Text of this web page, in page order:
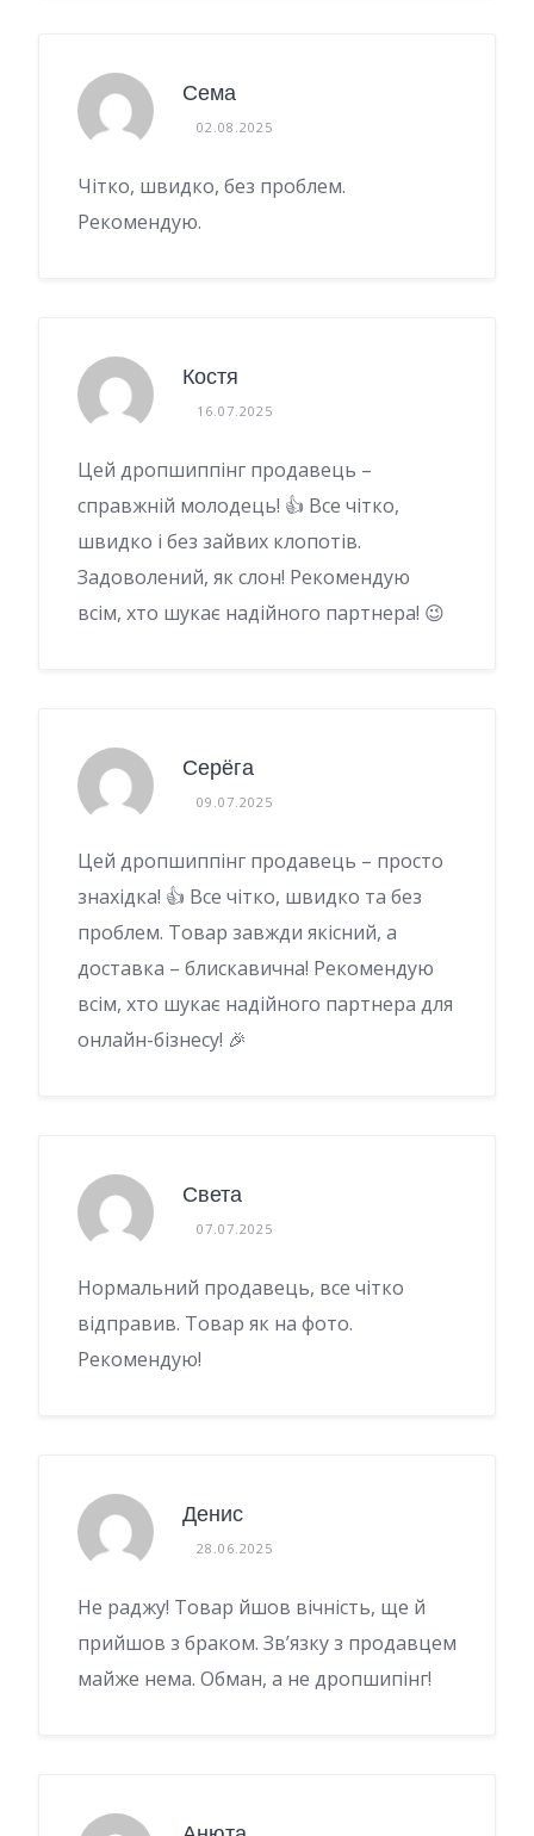
Сема
02.08.2025
Чітко, швидко, без проблем.
Рекомендую.
Костя
16.07.2025
Цей дропшиппінг продавець –
справжній молодець! 👍 Все чітко,
швидко і без зайвих клопотів.
Задоволений, як слон! Рекомендую
всім, хто шукає надійного партнера! 😉
Серёга
09.07.2025
Цей дропшиппінг продавець – просто
знахідка! 👍 Все чітко, швидко та без
проблем. Товар завжди якісний, а
доставка – блискавична! Рекомендую
всім, хто шукає надійного партнера для
онлайн-бізнесу! 🎉
Света
07.07.2025
Нормальний продавець, все чітко
відправив. Товар як на фото.
Рекомендую!
Денис
28.06.2025
Не раджу! Товар йшов вічність, ще й
прийшов з браком. Зв’язку з продавцем
майже нема. Обман, а не дропшипінг!